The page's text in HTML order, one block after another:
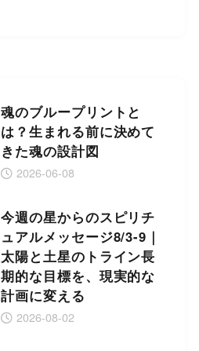
魂のブループリントと
は？生まれる前に決めて
きた魂の設計図
2026-06-08
今週の星からのスピリチ
ュアルメッセージ8/3-9｜
太陽と土星のトライン長
期的な目標を、現実的な
計画に変える
2026-08-02